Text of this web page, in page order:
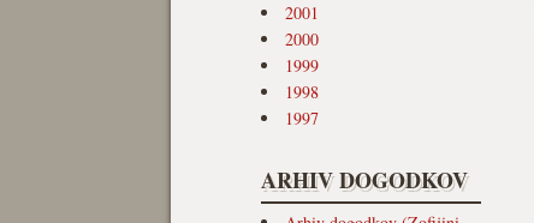
2001
2000
1999
1998
1997
ARHIV DOGODKOV